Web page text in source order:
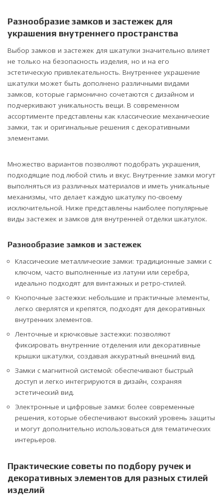
Разнообразие замков и застежек для
украшения внутреннего пространства
Выбор замков и застежек для шкатулки значительно влияет
не только на безопасность изделия, но и на его
эстетическую привлекательность. Внутреннее украшение
шкатулки может быть дополнено различными видами
замков, которые гармонично сочетаются с дизайном и
подчеркивают уникальность вещи. В современном
ассортименте представлены как классические механические
замки, так и оригинальные решения с декоративными
элементами.
Множество вариантов позволяют подобрать украшения,
подходящие под любой стиль и вкус. Внутренние замки могут
выполняться из различных материалов и иметь уникальные
механизмы, что делает каждую шкатулку по-своему
исключительной. Ниже представлены наиболее популярные
виды застежек и замков для внутренней отделки шкатулок.
Разнообразие замков и застежек
Классические металлические замки: традиционные замки с
ключом, часто выполненные из латуни или серебра,
идеально подходят для винтажных и ретро-стилей.
Кнопочные застежки: небольшие и практичные элементы,
легко сверлятся и крепятся, подходят для декоративных
внутренних элементов.
Ленточные и крючковые застежки: позволяют
фиксировать внутренние отделения или декоративные
крышки шкатулки, создавая аккуратный внешний вид.
Замки с магнитной системой: обеспечивают быстрый
доступ и легко интегрируются в дизайн, сохраняя
эстетический вид.
Электронные и цифровые замки: более современные
решения, которые обеспечивают высокий уровень защиты
и могут дополнительно использоваться для тематических
интерьеров.
Практические советы по подбору ручек и
декоративных элементов для разных стилей
изделий